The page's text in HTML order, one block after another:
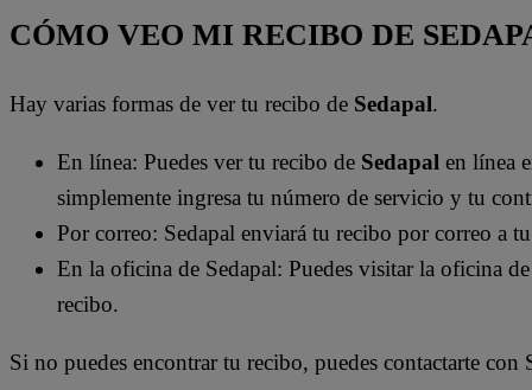
CÓMO VEO MI RECIBO DE
Hay varias formas de ver tu recibo de Sedapal.
En línea: Puedes ver tu recibo de Sedapal en línea
simplemente ingresa tu número de servicio y tu
Por correo: Sedapal enviará tu recibo por correo a
En la oficina de Sedapal: Puedes visitar la oficina
recibo.
Si no puedes encontrar tu recibo, puedes contactarte